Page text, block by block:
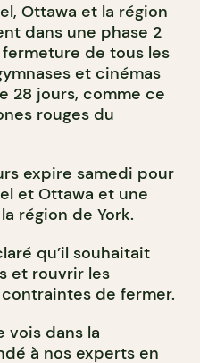
Ottawa et la région
dans une phase 2
de tous les
et cinémas
28 jours, comme ce
rouges du
expire samedi pour
et Ottawa et une
région de York.
qu’il souhaitait
et rouvrir les
de fermer.
vois dans la
à nos experts en